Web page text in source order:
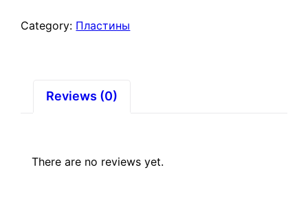
quantity
Category: Пластины
Reviews (0)
There are no reviews yet.